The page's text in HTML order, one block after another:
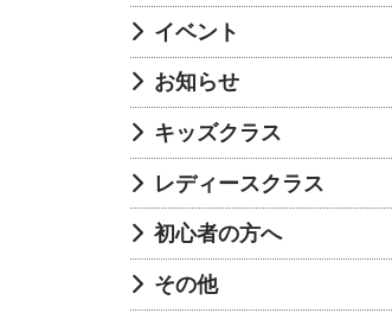
イベント
お知らせ
キッズクラス
レディースクラス
初心者の方へ
その他